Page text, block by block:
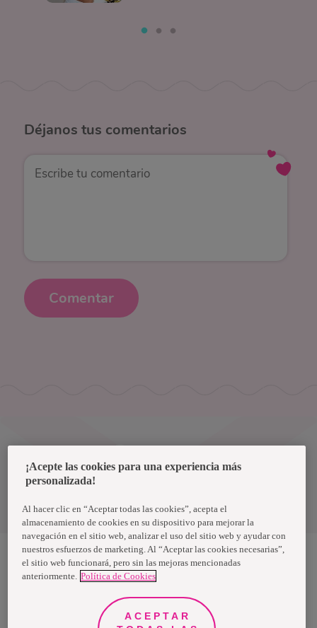
Déjanos tus comentarios
Comentar
Términos y condiciones
Nosotras, una marca de Essity - una compañía global líder en
mundo, utilizan nuestros productos, servicios y soluciones. Nuestro
propósito es romper barreras por el bienestar en beneficio de
consumidores, pacientes, cuidadores, clientes y la sociedad en
¡Acepte las cookies para una experiencia más
personalizada!
Al hacer clic en “Aceptar todas las cookies”, acepta el
almacenamiento de cookies en su dispositivo para mejorar la
navegación en el sitio web, analizar el uso del sitio web y ayudar con
nuestros esfuerzos de marketing. Al “Aceptar las cookies necesarias”,
el sitio web funcionará, pero sin las mejoras mencionadas
anteriormente. Política de Cookies
ACEPTAR